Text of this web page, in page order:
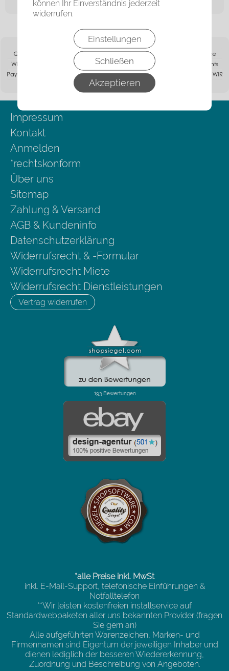
können Ihr Einverständnis jederzeit
widerrufen.
Einstellungen
Schließen
Akzeptieren
Impressum
Kontakt
Anmelden
*rechtskonform
Über uns
Sitemap
Zahlung & Versand
AGB & Kundeninfo
Datenschutzerklärung
Widerrufsrecht & -Formular
Widerrufsrecht Miete
Widerrufsrecht Dienstleistungen
Vertrag widerrufen
*alle Preise inkl. MwSt
inkl. E-Mail-Support, telefonische Einführungen &
Notfalltelefon
**Wir leisten kostenfreien installservice auf
Standardwebpaketen aller uns bekannten Provider (fragen
Sie gern an)
Alle aufgeführten Warenzeichen, Marken- und
Firmennamen sind Eigentum der jeweiligen Inhaber und
dienen lediglich der besseren Wiedererkennung,
Zuordnung und Beschreibung von Angeboten.